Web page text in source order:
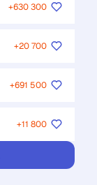
+630 300
+20 700
+691 500
+11 800